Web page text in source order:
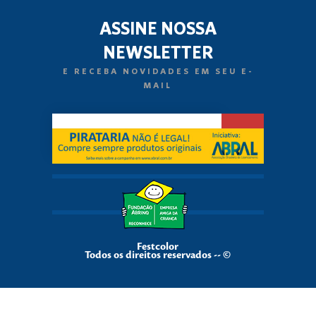
ASSINE NOSSA
NEWSLETTER
E RECEBA NOVIDADES EM SEU E-
MAIL
Festcolor
Todos os direitos reservados -- ©